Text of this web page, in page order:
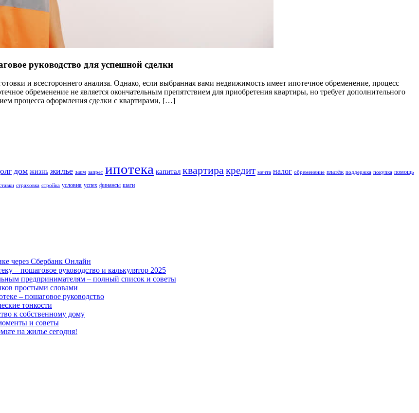
руководство для успешной сделки
и всестороннего анализа. Однако, если выбранная вами недвижимость имеет ипотечное обременение, процесс
обременение не является окончательным препятствием для приобретения квартиры, но требует дополнительного
процесса оформления сделки с квартирами, […]
дом жизнь жилье заем запрет ипотека капитал квартира кредит мечта налог обременение платёж поддержка покупка помощь
страховка стройка условия успех финансы шаги
через Сбербанк Онлайн
– пошаговое руководство и калькулятор 2025
предпринимателям – полный список и советы
простыми словами
– пошаговое руководство
тонкости
к собственному дому
и советы
на жилье сегодня!